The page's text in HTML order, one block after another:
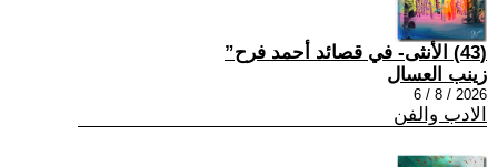
(43) الأنثى- في قصائد أحمد فرح”
زينب العسال
2026 / 8 / 6
الادب والفن